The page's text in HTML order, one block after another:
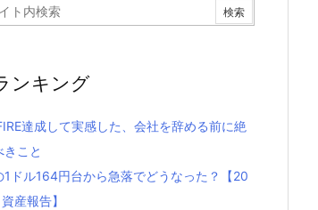
ンキング
達成して実感した、会社を辞める前に絶
こと
1ドル164円台から急落でどうなった？【20
産報告】